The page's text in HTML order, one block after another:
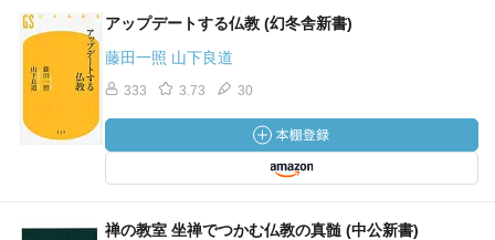
アップデートする仏教 (幻冬舎新書)
藤田一照 山下良道
333 3.73 30
禅の教室 坐禅でつかむ仏教の真髄 (中公新書)